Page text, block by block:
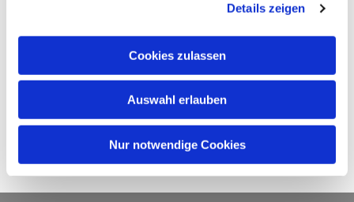
Details zeigen
Cookies zulassen
Auswahl erlauben
Nur notwendige Cookies